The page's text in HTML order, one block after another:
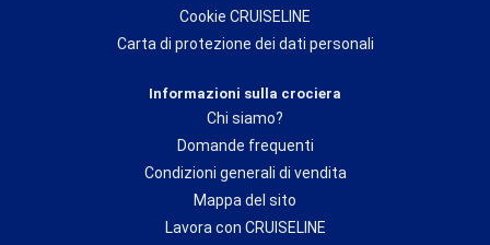
Cookie CRUISELINE
Carta di protezione dei dati personali
Informazioni sulla crociera
Chi siamo?
Domande frequenti
Condizioni generali di vendita
Mappa del sito
Lavora con CRUISELINE